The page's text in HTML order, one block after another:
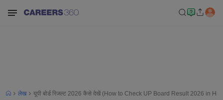
लेख यूपी बोर्ड रिजल्ट 2026 कैसे देखें (How to Check UP Board Result 2026 in